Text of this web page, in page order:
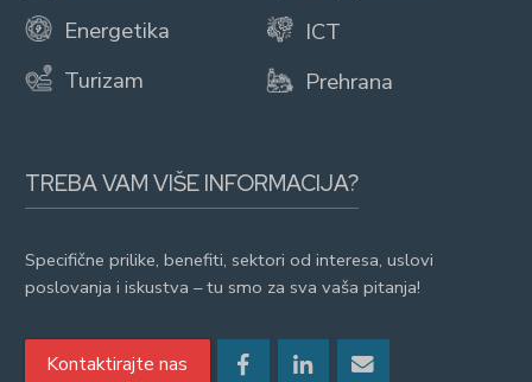
Energetika
Turizam
ICT
Prehrana
TREBA VAM VIŠE INFORMACIJA?
Specifične prilike, benefiti, sektori od interesa, uslovi
poslovanja i iskustva – tu smo za sva vaša pitanja!
Kontaktirajte nas